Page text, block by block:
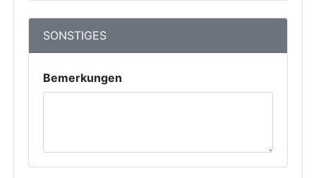
SONSTIGES
Bemerkungen